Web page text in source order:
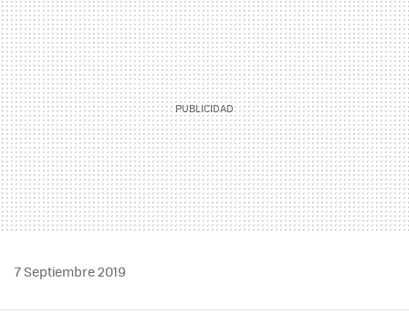
7 Septiembre 2019